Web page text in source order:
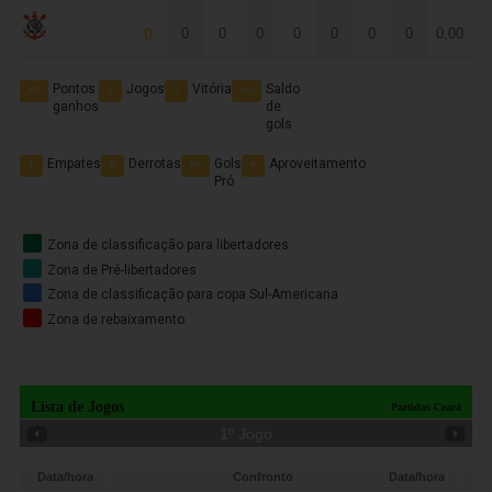
0 0 0 0 0 0 0 0 0,00
PG
Pontos
ganhos
J Jogos V Vitória SG
Saldo
de
gols
E Empates D Derrotas GP
Gols
Pró
P Aproveitamento
Zona de classificação para libertadores
Zona de Pré-libertadores
Zona de classificação para copa Sul-Americana
Zona de rebaixamento
Lista de Jogos Partidas Ceará
Data/hora Confronto Data/hora